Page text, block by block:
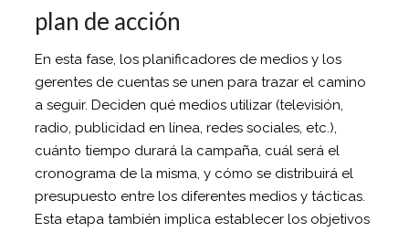
plan de acción
En esta fase, los planificadores de medios y los
gerentes de cuentas se unen para trazar el camino
a seguir. Deciden qué medios utilizar (televisión,
radio, publicidad en línea, redes sociales, etc.),
cuánto tiempo durará la campaña, cuál será el
cronograma de la misma, y cómo se distribuirá el
presupuesto entre los diferentes medios y tácticas.
Esta etapa también implica establecer los objetivos